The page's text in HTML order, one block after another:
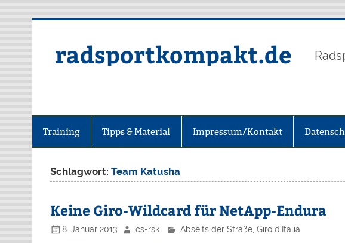
radsportkompakt.de
Training Tipps & Material Impressum/Kontakt
Schlagwort:Team Katusha
Keine Giro-Wildcard für NetApp-Endura
8. Januar 2013 cs-rsk Abseits der Straße, Giro d'Italia